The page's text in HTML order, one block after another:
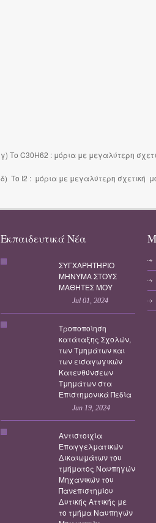
γ) Το C30H62 : μόρια με μεγαλύτερη
δ) Το I2 : μόρια με μεγαλύτερη σχετική
Εκπαιδευτικά Νέα
ΣΥΓΧΑΡΗΤΗΡΙΟ
ΜΗΝΥΜΑ ΣΤΟΥΣ
ΜΑΘΗΤΕΣ ΜΟΥ
Jul 01, 2024
Τροποποίηση
κατάταξης Σχολών,
των Τμημάτων και
των εισαγωγικών
Κατευθύνσεων
Τμημάτων στα
Επιστημονικά Πεδία
Jun 19, 2024
Αντιστοιχία
Επαγγελματικών
Δικαιωμάτων του
τμήματος Ναυπηγών
Μηχανικών του
Πανεπιστημίου
Δυτικής Αττικής με
το τμήμα Ναυπηγών